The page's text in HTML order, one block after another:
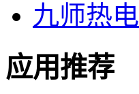
九师热电
应用推荐